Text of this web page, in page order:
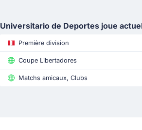
Universitario de Deportes joue
Première division
Coupe Libertadores
Matchs amicaux, Clubs